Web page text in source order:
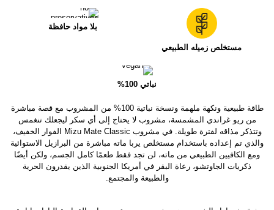
مستخلص زميله الطبيعي
بلا مواد حافظة
نباتي 100%
طاقة طبيعية ونكهة ملهمة ونسخة نباتية 100% من المشروب مع قصة مباشرة
من ريو غراندي المشمسة، مشروب لا يحتاج إلى أي سكر ليجعلك تنغمس
وتتذكر مذاقه لفترة طويلة. في مشروب Mizu Mate Classic الفوار الخفيف،
والذي تم إعداده باستخدام مستخلص يربا ماته مباشرة من البرازيل الاستوائية
ومع الكافيين الطبيعي من ماته، لن تجد فقط طعمًا كامل الجسم، ولكن أيضًا
ذكريات الجاوتشو، رعاة البقر في أمريكا الجنوبية الذين يقدرون الحرية
والطبيعة والمجتمع.